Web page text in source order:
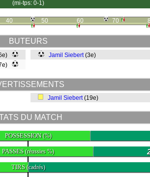
(mi-tps: 0-1)
40 50 60 70
BUTEURS
Jamil Siebert(3e)
Jamil Siebert(19e)
DU MATCH
POSSESSION(%)
PASSES(réussies %)
TIRS(cadrés)